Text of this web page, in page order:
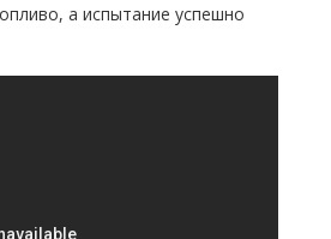
а испытание успешно